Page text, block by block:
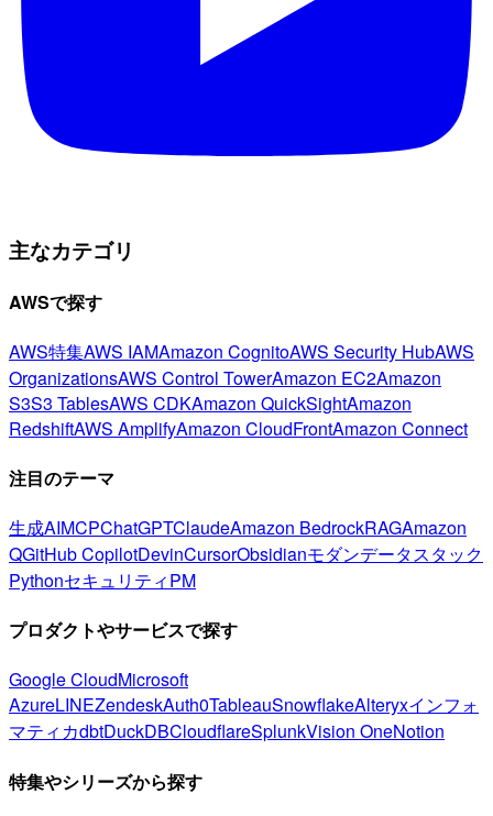
主なカテゴリ
AWSで探す
AWS特集AWS IAMAmazon CognitoAWS Security HubAWS
OrganizationsAWS Control TowerAmazon EC2Amazon
S3S3 TablesAWS CDKAmazon QuickSightAmazon
RedshiftAWS AmplifyAmazon CloudFrontAmazon Connect
注目のテーマ
生成AIMCPChatGPTClaudeAmazon BedrockRAGAmazon
QGitHub CopilotDevinCursorObsidianモダンデータスタック
PythonセキュリティPM
プロダクトやサービスで探す
Google CloudMicrosoft
AzureLINEZendeskAuth0TableauSnowflakeAlteryxインフォ
マティカdbtDuckDBCloudflareSplunkVision OneNotion
特集やシリーズから探す